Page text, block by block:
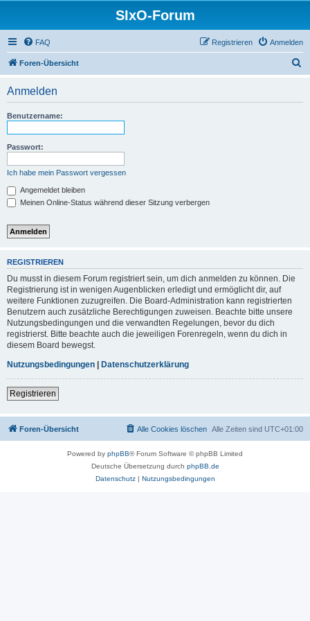
SIxO-Forum
FAQ Anmelden
Registrieren
Foren-Übersicht
Anmelden
Benutzername:
Passwort:
Ich habe mein Passwort vergessen
Angemeldet bleiben
Meinen Online-Status während dieser Sitzung verbergen
REGISTRIEREN
Du musst in diesem Forum registriert sein, um dich anmelden zu können. Die
Registrierung ist in wenigen Augenblicken erledigt und ermöglicht dir, auf
weitere Funktionen zuzugreifen. Die Board-Administration kann registrierten
Benutzern auch zusätzliche Berechtigungen zuweisen. Beachte bitte unsere
Nutzungsbedingungen und die verwandten Regelungen, bevor du dich
registrierst. Bitte beachte auch die jeweiligen Forenregeln, wenn du dich in
diesem Board bewegst.
Nutzungsbedingungen | Datenschutzerklärung
Registrieren
Foren-Übersicht Alle Zeiten sind UTC+01:00
Alle Cookies löschen
Powered by phpBB® Forum Software © phpBB Limited
Deutsche Übersetzung durch phpBB.de
Datenschutz| Nutzungsbedingungen